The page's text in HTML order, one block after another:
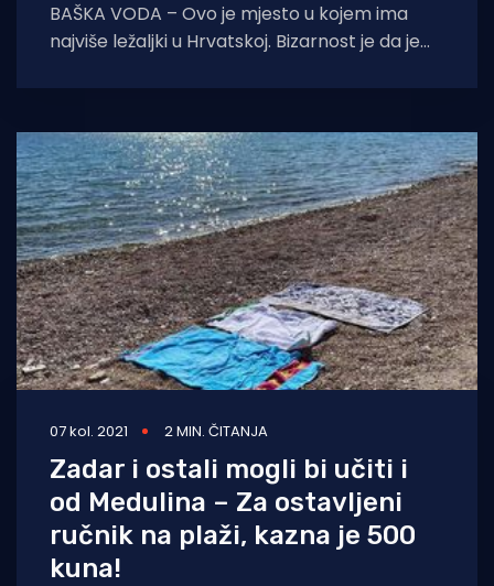
BAŠKA VODA – Ovo je mjesto u kojem ima
najviše ležaljki u Hrvatskoj. Bizarnost je da je
07 kol. 2021 2 MIN. ČITANJA
Zadar i ostali mogli bi učiti i
od Medulina – Za ostavljeni
ručnik na plaži, kazna je 500
kuna!